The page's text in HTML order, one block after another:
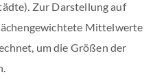
Zur Darstellung auf
Mittelwerte
um die Größen der